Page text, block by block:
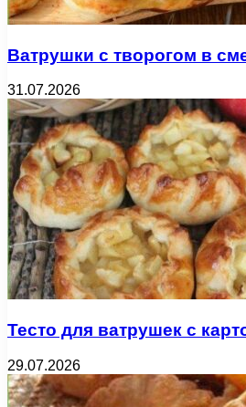
Ватрушки с творогом в
31.07.2026
Тесто для ватрушек с
29.07.2026